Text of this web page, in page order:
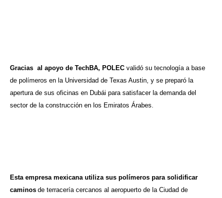
Gracias al apoyo de TechBA, POLEC validó su tecnología a base
de polímeros en la Universidad de Texas Austin, y se preparó la
apertura de sus oficinas en Dubái para satisfacer la demanda del
sector de la construcción en los Emiratos Árabes.
Esta empresa mexicana utiliza sus polímeros para solidificar
caminos de terracería cercanos al aeropuerto de la Ciudad de